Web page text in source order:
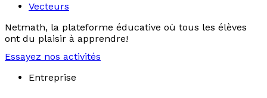
Vecteurs
Netmath, la plateforme éducative où tous les élèves
ont du plaisir à apprendre!
Essayez nos activités
Entreprise